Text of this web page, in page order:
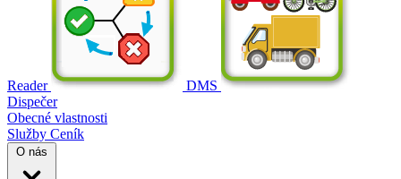
Reader
DMS
Dispečer
Obecné vlastnosti
Služby Ceník
O nás